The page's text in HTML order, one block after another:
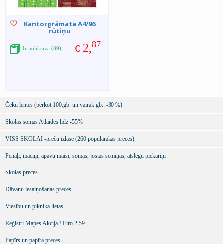
Kantorgrāmata A4/96
rūtiņu
€ 2,87
Ir noliktavā (89)
Čeku lentes (pērkot 100.gb. un vairāk gb.: -30 %)
Skolas somas Atlaides līdz -55%
VISS SKOLAI -preču izlase (260 populārākās preces)
Penāļi, maciņi, apavu maisi, somas, jostas somiņas, atslēgu piekariņi
Skolas preces
Dāvanu iesaiņošanas preces
Viesību un piknika lietas
Reģistri Mapes Akcija ! Eiro 2,59
Papīrs un papīra preces